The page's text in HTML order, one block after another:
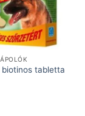
biotinos tabletta